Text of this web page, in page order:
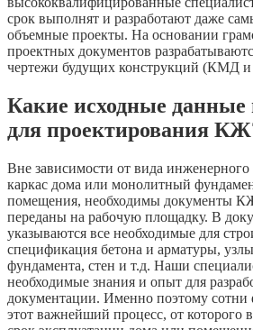
срок выполнят и разработают даже
объемные проекты. На основании
проектных документов
чертежи будущих конструкций (КМД
Какие исходные данные
для проектирования
Вне зависимости от вида инженерного
каркас дома или монолитный
помещения, необходимы документы
переданы на рабочую площадку. В
указываются все необходимые для
спецификация бетона и арматуры,
фундамента, стен и т.д. Наши
необходимые знания и опыт для
документации. Именно поэтому
этот важнейший процесс, от которого